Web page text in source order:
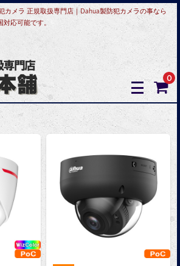
カメラ 正規取扱専門店｜Dahua製防犯カメラの事なら
応可能です。
0